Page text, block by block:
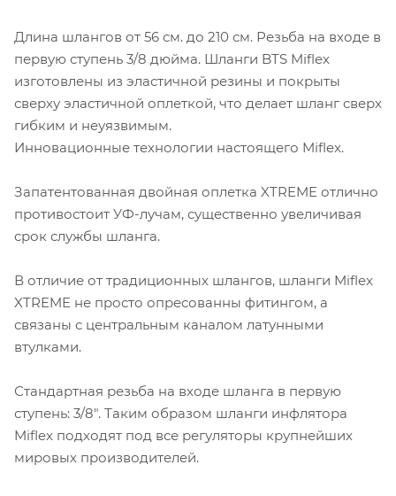
Длина шлангов от 56 см. до 210 см. Резьба на входе в
первую ступень 3/8 дюйма. Шланги BTS Miflex
изготовлены из эластичной резины и покрыты
сверху эластичной оплеткой, что делает шланг сверх
гибким и неуязвимым.
Инновационные технологии настоящего Miflex.
Запатентованная двойная оплетка XTREME отлично
противостоит УФ-лучам, существенно увеличивая
срок службы шланга.
В отличие от традиционных шлангов, шланги Miflex
XTREME не просто опресованны фитингом, а
связаны с центральным каналом латунными
втулками.
Стандартная резьба на входе шланга в первую
ступень: 3/8". Таким образом шланги инфлятора
Miflex подходят под все регуляторы крупнейших
мировых производителей.